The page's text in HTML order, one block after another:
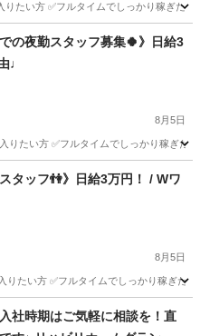
たい方 ✅フルタイムでしっかり稼ぎた
の夜勤スタッフ募集🍀》日給3
由♩
8月5日
りたい方 ✅フルタイムでしっかり稼ぎ
タッフ👫》日給3万円！ / Wワ
8月5日
りたい方 ✅フルタイムでしっかり稼ぎ
社時期はご気軽に相談を！直